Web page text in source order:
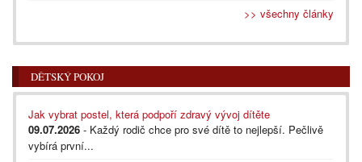
>> všechny články
DĚTSKÝ POKOJ
Jak vybrat postel, která podpoří zdravý vývoj dítěte
09.07.2026 - Každý rodič chce pro své dítě to nejlepší. Pečlivě
vybírá první...